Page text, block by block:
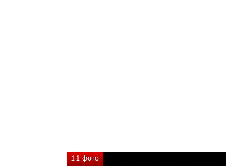
11 фото